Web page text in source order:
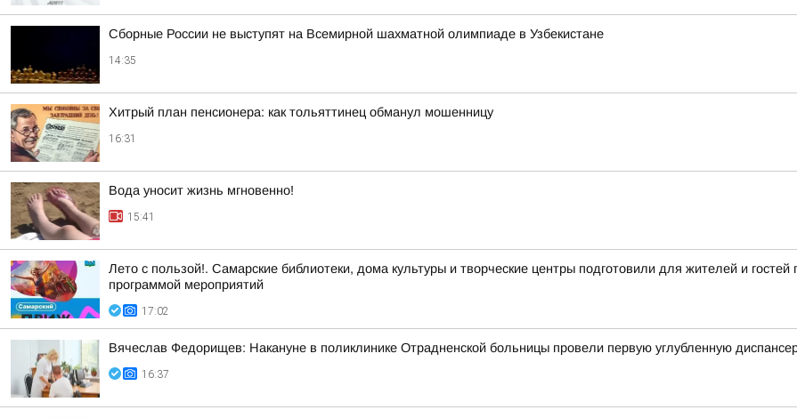
Сборные России не выступят на Всемирной шахматной олимпиаде в Узбекистане
14:35
Хитрый план пенсионера: как тольяттинец обманул мошенницу
16:31
Вода уносит жизнь мгновенно!
15:41
Лето с пользой!. Самарские библиотеки, дома культуры и творческие центры подготовили для жителей и
программой мероприятий
17:02
Вячеслав Федорищев: Накануне в поликлинике Отрадненской больницы провели первую углубленную
16:37